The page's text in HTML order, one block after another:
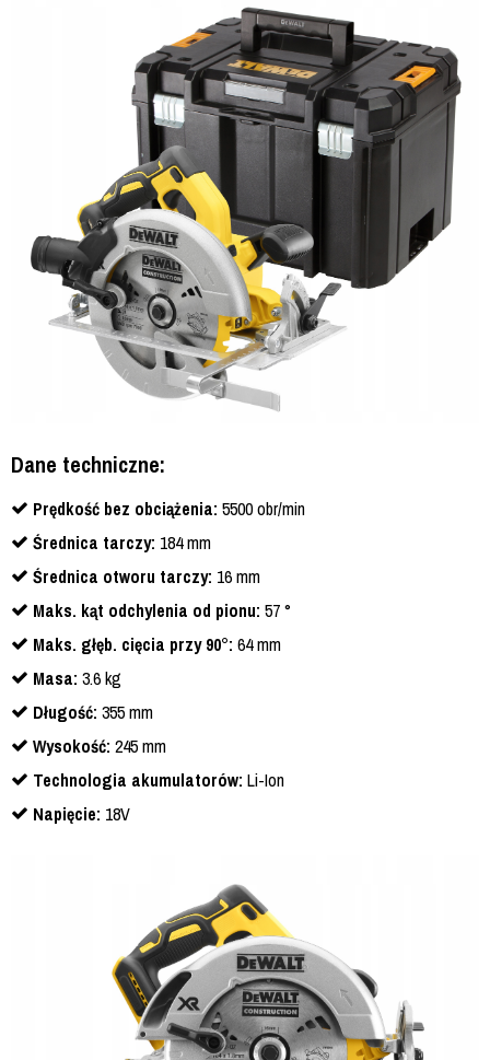
Dane techniczne:
Prędkość bez obciążenia: 5500 obr/min
Średnica tarczy: 184 mm
Średnica otworu tarczy: 16 mm
Maks. kąt odchylenia od pionu: 57 °
Maks. głęb. cięcia przy 90°: 64 mm
Masa: 3.6 kg
Długość: 355 mm
Wysokość: 245 mm
Technologia akumulatorów: Li-Ion
Napięcie: 18V